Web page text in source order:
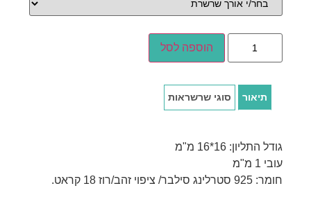
הוספה לסל
תיאור סוגי שרשראות
גודל התליון: 16*16 מ"מ
עובי 1 מ"מ
חומר: 925 סטרלינג סילבר/ ציפוי זהב/רוז 18 קראט.